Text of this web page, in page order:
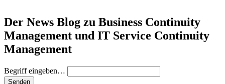
Der News Blog zu Business Continuity
Management und IT Service Continuity
Management
Begriff eingeben…